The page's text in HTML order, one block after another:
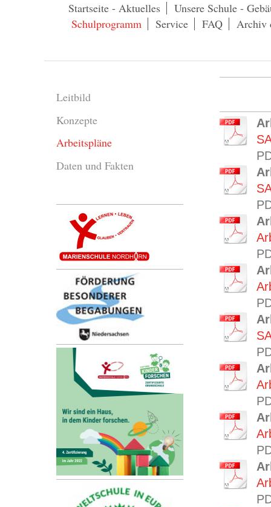
Startseite - Aktuelles
Unsere Schule -
Schulprogramm
Service FAQ Archiv
Leitbild
Konzepte
Arbeitspläne
Daten und Fakten